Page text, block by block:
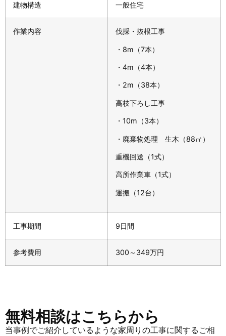
建物構造 一般住宅
作業内容 伐採・抜根工事
・8m（7本）
・4m（4本）
・2m（38本）
高枝下ろし工事
・10m（3本）
・廃棄物処理 生木（88㎥）
重機回送（1式）
高所作業車（1式）
運搬（12台）
工事期間 9日間
参考費用 300～349万円
無料相談はこちらから
当事例でご紹介しているような家周りの工事に関するご相